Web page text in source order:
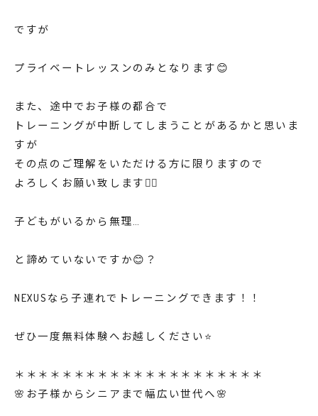
ですが
プライベートレッスンのみとなります😊
また、途中でお子様の都合で
トレーニングが中断してしまうことがあるかと思いま
すが
その点のご理解をいただける方に限りますので
よろしくお願い致します🙇‍♀️
子どもがいるから無理…
と諦めていないですか😊？
NEXUSなら子連れでトレーニングできます！！
ぜひ一度無料体験へお越しください⭐️
＊＊＊＊＊＊＊＊＊＊＊＊＊＊＊＊＊＊＊＊＊
🌸お子様からシニアまで幅広い世代へ🌸